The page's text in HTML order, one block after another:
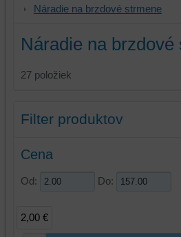
Náradie na brzdové strmene
Náradie na brzdové
27 položiek
Filter produktov
Cena
Od: Do:
2,00 €